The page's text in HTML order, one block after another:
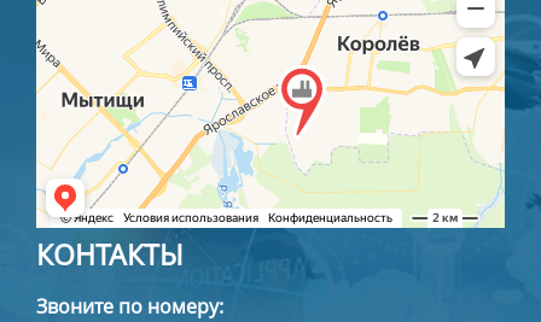
КОНТАКТЫ
Звоните по номеру: